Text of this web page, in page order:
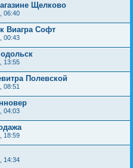
Щелково
06:40
Виагра Софт
00:43
13:55
Полевской
08:51
04:03
18:59
14:34